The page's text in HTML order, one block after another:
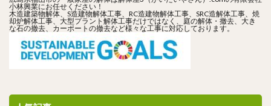
小林興業にお任せください！
木造建築物解体、S造建物解体工事、RC造建物解体工事、SRC造解体工事、焼
却炉解体工事、大型プラント解体工事だけではなく、庭の解体・撤去、大き
な石の撤去、カーポートの撤去など様々な工事に対応しております。